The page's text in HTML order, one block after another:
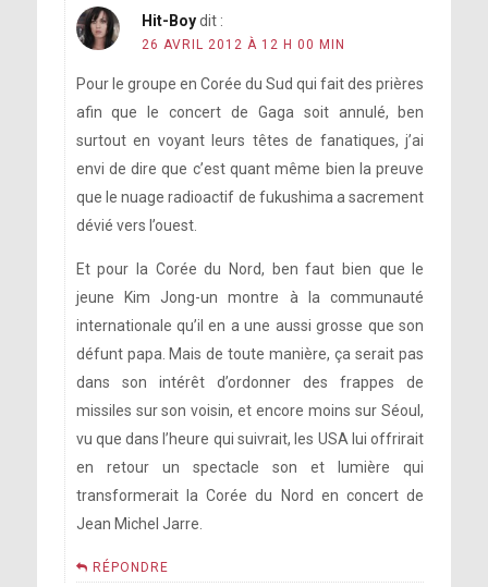
Hit-Boy dit :
26 AVRIL 2012 À 12 H 00 MIN
Pour le groupe en Corée du Sud qui fait des prières
afin que le concert de Gaga soit annulé, ben
surtout en voyant leurs têtes de fanatiques, j’ai
envi de dire que c’est quant même bien la preuve
que le nuage radioactif de fukushima a sacrement
dévié vers l’ouest.
Et pour la Corée du Nord, ben faut bien que le
jeune Kim Jong-un montre à la communauté
internationale qu’il en a une aussi grosse que son
défunt papa. Mais de toute manière, ça serait pas
dans son intérêt d’ordonner des frappes de
missiles sur son voisin, et encore moins sur Séoul,
vu que dans l’heure qui suivrait, les USA lui offrirait
en retour un spectacle son et lumière qui
transformerait la Corée du Nord en concert de
Jean Michel Jarre.
RÉPONDRE